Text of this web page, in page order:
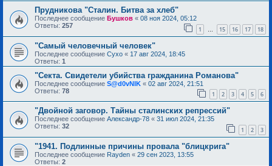
Прудникова "Сталин. Битва за хлеб"
Последнее сообщение Бушков « 08 ноя 2024, 05:12
Ответы: 257 1 … 15 16 17 18
"Самый человечный человек"
Последнее сообщение Сухо « 17 авг 2024, 18:45
Ответы: 1
"Секта. Свидетели убийства гражданина Романова"
Последнее сообщение S@d0vNIK « 02 авг 2024, 21:51
Ответы: 78 1 2 3 4 5 6
"Двойной заговор. Тайны сталинских репрессий"
Последнее сообщение Александр-78 « 31 июл 2024, 21:35
Ответы: 32 1 2 3
"1941. Подлинные причины провала "блицкрига"
Последнее сообщение Rayden « 29 сен 2023, 13:55
Ответы: 2